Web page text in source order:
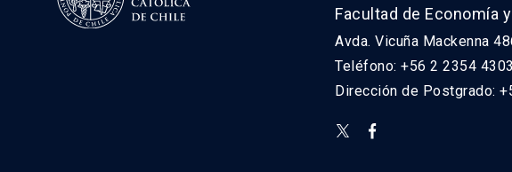
Facultad de Economía
Avda. Vicuña Mackenna
Teléfono: +56 2 2354 4303
Dirección de Postgrado: